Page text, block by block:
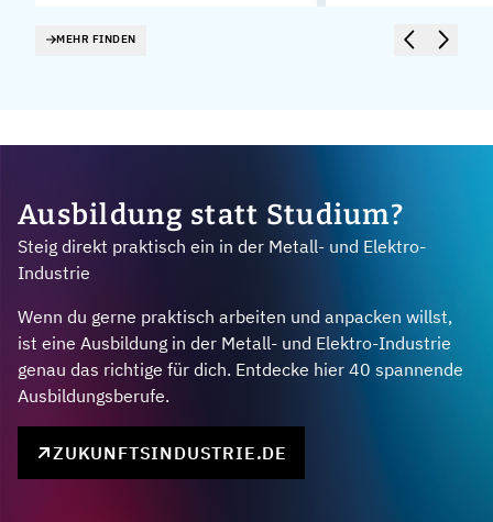
MEHR FINDEN
Ausbildung statt Studium?
Steig direkt praktisch ein in der Metall- und Elektro-
Industrie
Wenn du gerne praktisch arbeiten und anpacken willst,
ist eine Ausbildung in der Metall- und Elektro-Industrie
genau das richtige für dich. Entdecke hier 40 spannende
Ausbildungsberufe.
ZUKUNFTSINDUSTRIE.DE